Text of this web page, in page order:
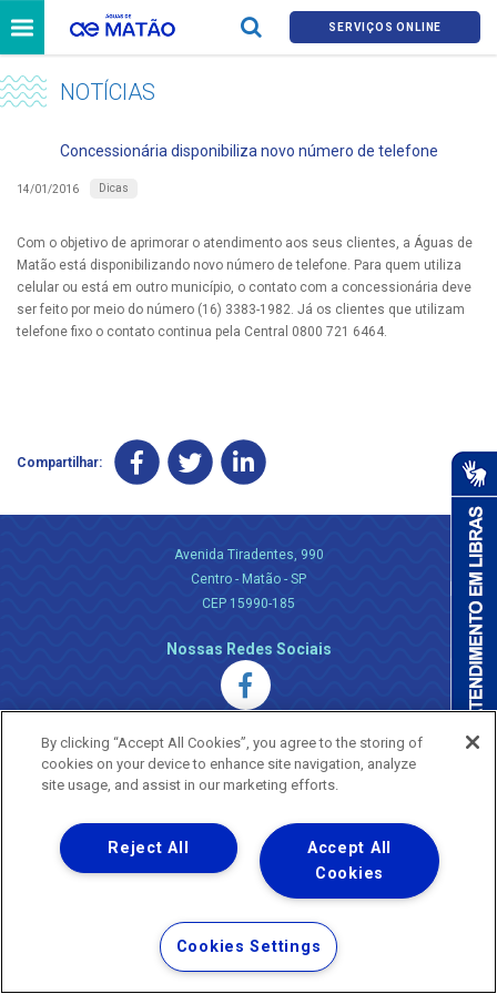
SERVIÇOS ONLINE
NOTÍCIAS
Concessionária disponibiliza novo número de telefone
14/01/2016 Dicas
Com o objetivo de aprimorar o atendimento aos seus clientes, a Águas de
Matão está disponibilizando novo número de telefone. Para quem utiliza
celular ou está em outro município, o contato com a concessionária deve
ser feito por meio do número (16) 3383-1982. Já os clientes que utilizam
telefone fixo o contato continua pela Central 0800 721 6464.
Compartilhar:
Avenida Tiradentes, 990
Centro - Matão - SP
CEP 15990-185
Nossas Redes Sociais
Copyright ® 2026 - Todos os Direitos Reservados.
Nossa natureza movimenta a vida
Termos Gerais de Uso de Sites e Aplicativos
Política de Privacidade e Proteção de Dados
By clicking “Accept All Cookies”, you agree to the storing of
cookies on your device to enhance site navigation, analyze
site usage, and assist in our marketing efforts.
Accept All
Cookies
Reject All
Cookies Settings